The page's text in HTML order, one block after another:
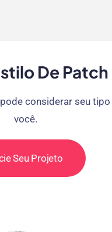
De
considerar seu
você.
Seu Projeto